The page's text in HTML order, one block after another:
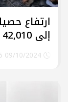
ارتفاع
إلى 42,010 شهيد و97,720 مصاب